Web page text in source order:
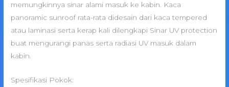
memungkinnya sinar alami masuk ke kabin. Kaca
panoramic sunroof rata-rata didesain dari kaca tempered
atau laminasi serta kerap kali dilengkapi Sinar UV protection
buat mengurangi panas serta radiasi UV masuk dalam
kabin.
Spesifikasi Pokok: